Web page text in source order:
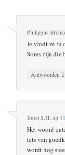
Philippus
Je vindt ze in
Soms zijn die
Antwoorden ↓
Joost S.H. op
Het woord
iets van
wordt nog